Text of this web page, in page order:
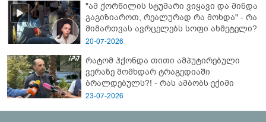
"ამ ქორწილის სტუმარი ვიყავი და მინდა
გაგიზიაროთ, რეალურად რა მოხდა" - რა
მიმართვას ავრცელებს სოფი ახმეტელი?
20-07-2026
რატომ ჰქონდა თითი ამპუტირებული
ვერაზე მომხდარ ტრაგედიაში
ბრალდებულს?! - რას ამბობს ექიმი
23-07-2026